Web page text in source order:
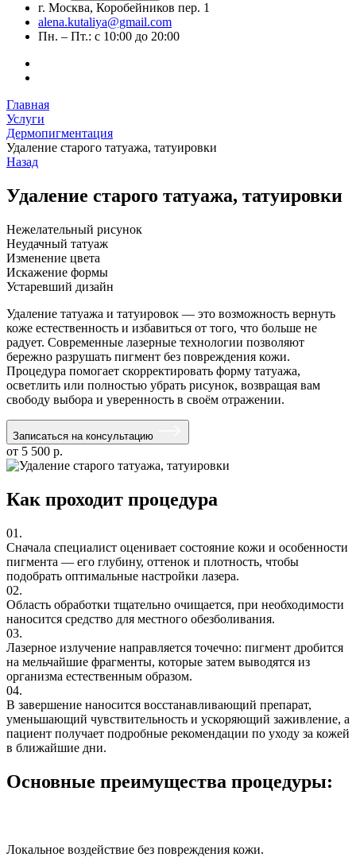
г. Москва, Коробейников пер. 1
alena.kutaliya@gmail.com
Пн. – Пт.: с 10:00 до 20:00
Главная
Услуги
Дермопигментация
Удаление старого татуажа, татуировки
Назад
Удаление старого татуажа, татуировки
Нежелательный рисунок
Неудачный татуаж
Изменение цвета
Искажение формы
Устаревший дизайн
Удаление татуажа и татуировок — это возможность вернуть
коже естественность и избавиться от того, что больше не
радует. Современные лазерные технологии позволяют
бережно разрушать пигмент без повреждения кожи.
Процедура помогает скорректировать форму татуажа,
осветлить или полностью убрать рисунок, возвращая вам
свободу выбора и уверенность в своём отражении.
Записаться на консультацию
от 5 500 р.
Как проходит процедура
01.
Сначала специалист оценивает состояние кожи и особенности
пигмента — его глубину, оттенок и плотность, чтобы
подобрать оптимальные настройки лазера.
02.
Область обработки тщательно очищается, при необходимости
наносится средство для местного обезболивания.
03.
Лазерное излучение направляется точечно: пигмент дробится
на мельчайшие фрагменты, которые затем выводятся из
организма естественным образом.
04.
В завершение наносится восстанавливающий препарат,
уменьшающий чувствительность и ускоряющий заживление, а
пациент получает подробные рекомендации по уходу за кожей
в ближайшие дни.
Основные преимущества процедуры:
Локальное воздействие без повреждения кожи.